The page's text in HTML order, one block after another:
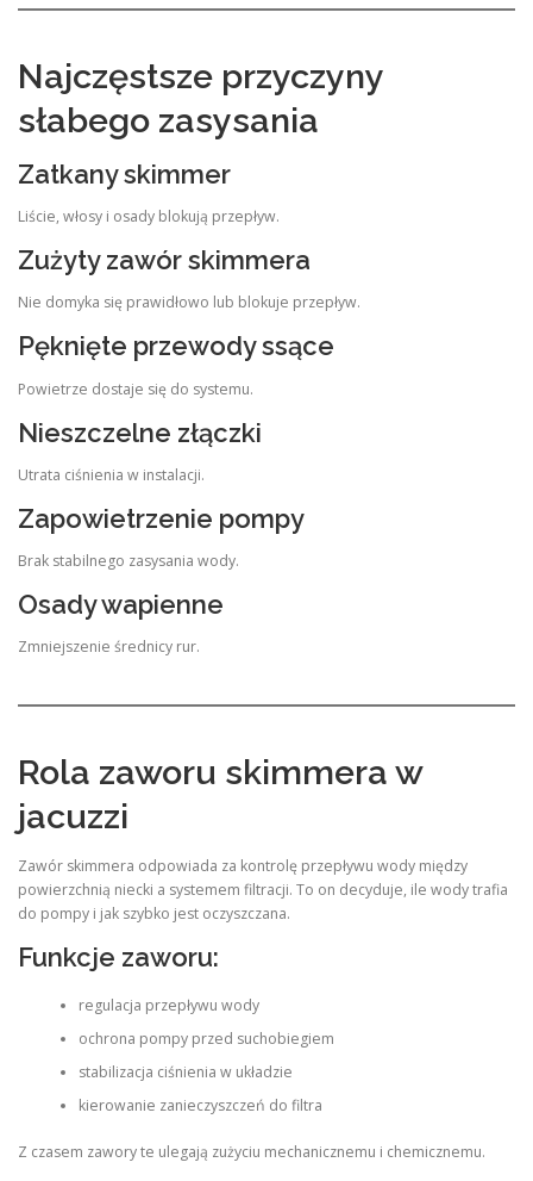
Najczęstsze przyczyny
słabego zasysania
Zatkany skimmer
Liście, włosy i osady blokują przepływ.
Zużyty zawór skimmera
Nie domyka się prawidłowo lub blokuje przepływ.
Pęknięte przewody ssące
Powietrze dostaje się do systemu.
Nieszczelne złączki
Utrata ciśnienia w instalacji.
Zapowietrzenie pompy
Brak stabilnego zasysania wody.
Osady wapienne
Zmniejszenie średnicy rur.
Rola zaworu skimmera w
jacuzzi
Zawór skimmera odpowiada za kontrolę przepływu wody między
powierzchnią niecki a systemem filtracji. To on decyduje, ile wody trafia
do pompy i jak szybko jest oczyszczana.
Funkcje zaworu:
regulacja przepływu wody
ochrona pompy przed suchobiegiem
stabilizacja ciśnienia w układzie
kierowanie zanieczyszczeń do filtra
Z czasem zawory te ulegają zużyciu mechanicznemu i chemicznemu.